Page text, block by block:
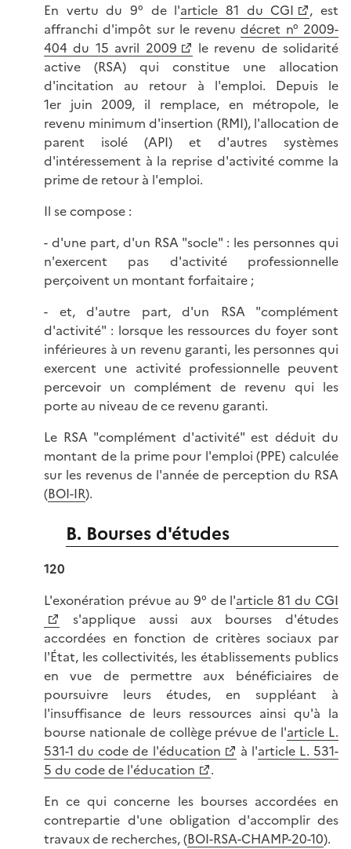
En vertu du 9° de l'article 81 du CGI
, est
affranchi d'impôt sur le revenudécret n° 2009-
404 du 15 avril 2009
le revenu de solidarité
active (RSA) qui constitue une allocation
d'incitation au retour à l'emploi. Depuis le
1er juin 2009, il remplace, en métropole, le
revenu minimum d'insertion (RMI), l'allocation de
parent isolé (API) et d'autres systèmes
d'intéressement à la reprise d'activité comme la
prime de retour à l'emploi.
Il se compose :
- d'une part, d'un RSA "socle" : les personnes qui
n'exercent pas d'activité professionnelle
perçoivent un montant forfaitaire ;
- et, d'autre part, d'un RSA "complément
d'activité" : lorsque les ressources du foyer sont
inférieures à un revenu garanti, les personnes qui
exercent une activité professionnelle peuvent
percevoir un complément de revenu qui les
porte au niveau de ce revenu garanti.
Le RSA "complément d'activité" est déduit du
montant de la prime pour l'emploi (PPE) calculée
sur les revenus de l'année de perception du RSA
(BOI-IR).
B. Bourses d'études
120
L'exonération prévue au 9° de l'article 81 du CGI
s'applique aussi aux bourses d'études
accordées en fonction de critères sociaux par
l'État, les collectivités, les établissements publics
en vue de permettre aux bénéficiaires de
poursuivre leurs études, en suppléant à
l'insuffisance de leurs ressources ainsi qu'à la
bourse nationale de collège prévue de l'article L.
531-1 du code de l'éducation
à l'article L. 531-
5 du code de l'éducation
.
En ce qui concerne les bourses accordées en
contrepartie d'une obligation d'accomplir des
travaux de recherches, (BOI-RSA-CHAMP-20-10).